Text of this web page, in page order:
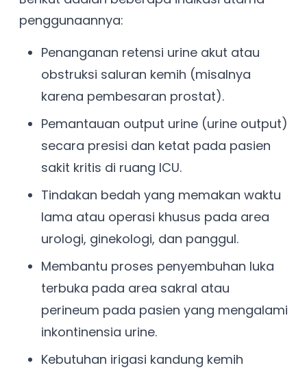
penggunaannya:
Penanganan retensi urine akut atau
obstruksi saluran kemih (misalnya
karena pembesaran prostat).
Pemantauan output urine (urine output)
secara presisi dan ketat pada pasien
sakit kritis di ruang ICU.
Tindakan bedah yang memakan waktu
lama atau operasi khusus pada area
urologi, ginekologi, dan panggul.
Membantu proses penyembuhan luka
terbuka pada area sakral atau
perineum pada pasien yang mengalami
inkontinensia urine.
Kebutuhan irigasi kandung kemih